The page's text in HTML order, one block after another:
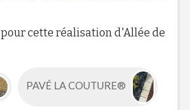
pour cette réalisation d'Allée de
PAVÉ LA COUTURE®